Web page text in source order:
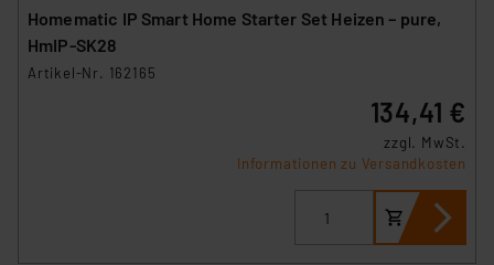
Homematic IP Smart Home Starter Set Heizen – pure,
HmIP-SK28
Artikel-Nr. 162165
134,41 €
zzgl. MwSt.
Informationen zu Versandkosten